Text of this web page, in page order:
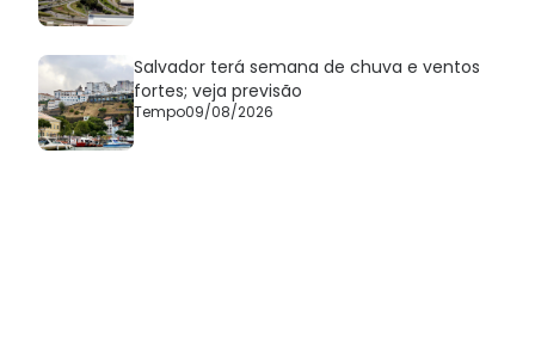
Salvador terá semana de chuva e ventos
fortes; veja previsão
Tempo09/08/2026